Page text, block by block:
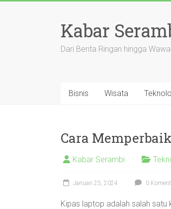
Kabar
Dari Berita Ringan hingga
Bisnis Wisata
Cara
Kabar Serambi
Januari 25, 2024 0
Kipas laptop adalah salah